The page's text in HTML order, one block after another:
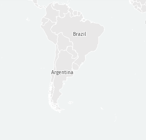
Argentina
Brazil